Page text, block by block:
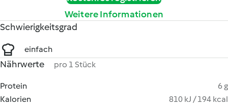
Weitere Informationen
Schwierigkeitsgrad
einfach
Nährwerte pro 1 Stück
Protein
6 g
Kalorien
810 kJ / 194 kcal